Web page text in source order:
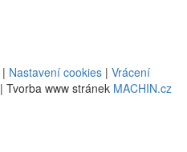
| Nastavení cookies | Vrácení
| Tvorba www stránek MACHIN.cz